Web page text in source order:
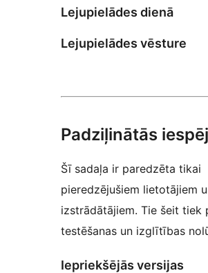
Lejupielādes dienā
Lejupielādes vēsture
Padziļinātās
Šī sadaļa ir paredzēta tikai
pieredzējušiem lietotājiem
izstrādātājiem. Tie šeit tiek
testēšanas un izglītības
Iepriekšējās versijas